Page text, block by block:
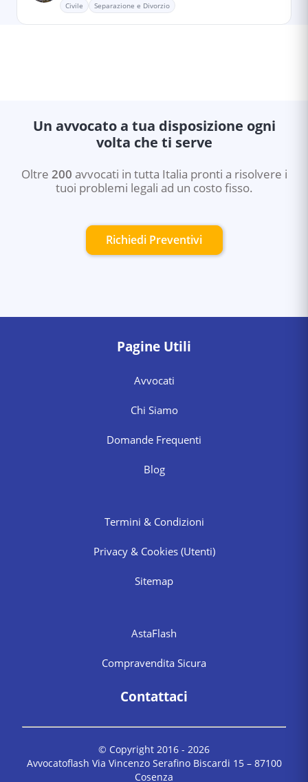
Civile Separazione e Divorzio
Un avvocato a tua disposizione ogni
volta che ti serve
Oltre 200 avvocati in tutta Italia pronti a risolvere i
tuoi problemi legali ad un costo fisso.
Richiedi Preventivi
Pagine Utili
Avvocati
Chi Siamo
Domande Frequenti
Blog
Termini & Condizioni
Privacy & Cookies (Utenti)
Sitemap
AstaFlash
Compravendita Sicura
Contattaci
© Copyright 2016 - 2026
Avvocatoflash Via Vincenzo Serafino Biscardi 15 – 87100
Cosenza